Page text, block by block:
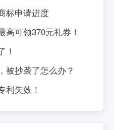
标申请进度
高可领370元礼券！
！
被抄袭了怎么办？
利失效！